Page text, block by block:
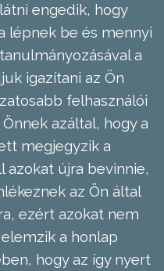
engedik, hogy
lépnek be és mennyi
a
igazítani az Ön
felhasználói
azáltal, hogy a
megjegyzik a
azokat újra bevinnie,
az Ön által
ezért azokat nem
a honlap
hogy az így nyert